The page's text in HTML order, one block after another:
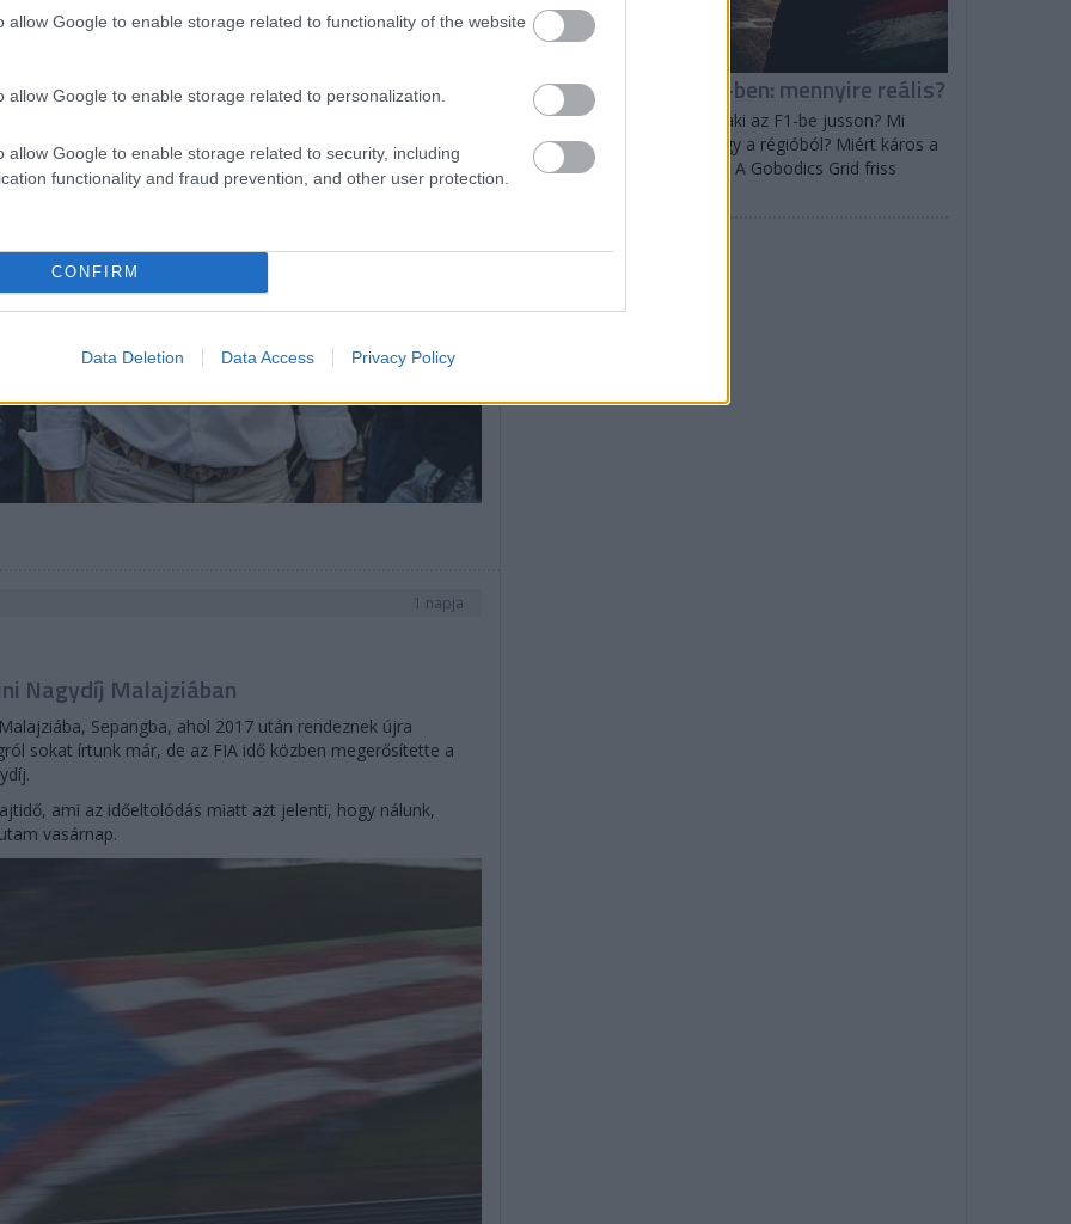
allow Google to enable storage related to functionality of the website
allow Google to enable storage related to personalization.
allow Google to enable storage related to security, including
functionality and fraud prevention, and other user protection.
CONFIRM
Data Deletion Data Access Privacy Policy
1 napja
Nagydíj Malajziában
Sepangba, ahol 2017 után rendeznek újra
sokat írtunk már, de az FIA idő közben megerősítette a
ami az időeltolódás miatt azt jelenti, hogy nálunk,
vasárnap.
Magyar pilóta az F1-ben: mennyire reális?
Mi kell ma ahhoz, hogy valaki az F1-be jusson? Mi
reális Magyarországról, vagy a régióból? Miért káros a
túlzott felhajtás és elvárás? A Gobodics Grid friss